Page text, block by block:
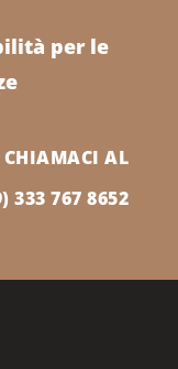
per le
CHIAMACI AL
333 767 8652